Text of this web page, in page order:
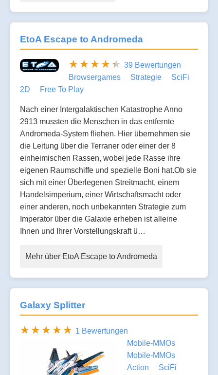
EtoA Escape to Andromeda
39 Bewertungen
Browsergames
Strategie
SciFi
2D
Free To Play
Nach einer Intergalaktischen Katastrophe Anno
2913 mussten die Menschen in das entfernte
Andromeda-System fliehen. Hier übernehmen sie
die Leitung über die Terraner oder einer der 8
einheimischen Rassen, wobei jede Rasse ihre
eigenen Raumschiffe und spezielle Boni hat.Ob sie
sich mit einer Überlegenen Streitmacht, einem
Handelsimperium, einer Wirtschaftsmacht oder
einer anderen, noch unbekannten Strategie zum
Imperator über die Galaxie erheben ist alleine
Ihnen und Ihrer Vorstellungskraft ü…
Mehr über EtoA Escape to Andromeda
Galaxy Splitter
1 Bewertungen
Mobile-MMOs
Mobile-MMOs
Action
SciFi